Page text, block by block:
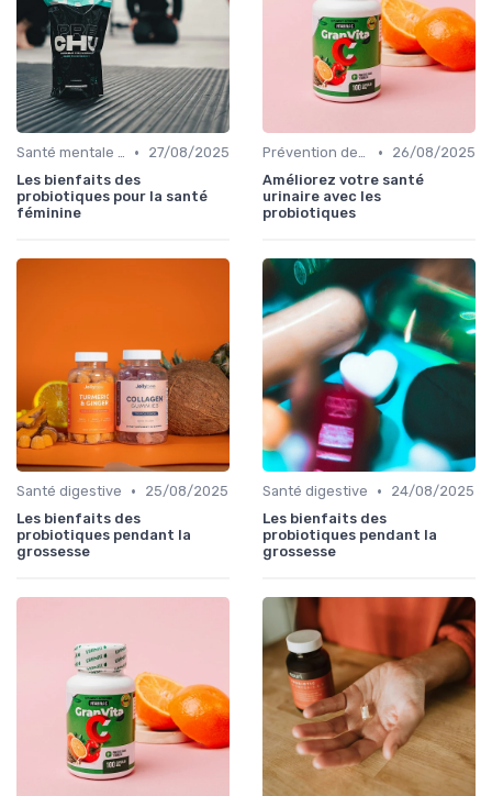
Santé mentale et probiotiques •
27/08/2025
Les bienfaits des
probiotiques pour la santé
féminine
Prévention des maladies •
26/08/2025
Améliorez votre santé
urinaire avec les
probiotiques
Santé digestive •
25/08/2025
Les bienfaits des
probiotiques pendant la
grossesse
Santé digestive •
24/08/2025
Les bienfaits des
probiotiques pendant la
grossesse